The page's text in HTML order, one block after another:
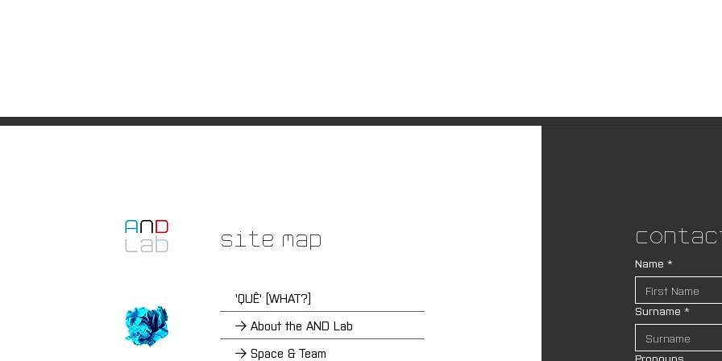
Site Map
'QUÊ' [WHAT?]
→ About the AND Lab
→ Space & Team
Name *
Surname *
Pronouns